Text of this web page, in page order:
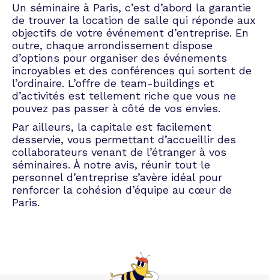
Un séminaire à Paris, c’est d’abord la garantie
de trouver la location de salle qui réponde aux
objectifs de votre événement d’entreprise. En
outre, chaque arrondissement dispose
d’options pour organiser des événements
incroyables et des conférences qui sortent de
l’ordinaire. L’offre de team-buildings et
d’activités est tellement riche que vous ne
pouvez pas passer à côté de vos envies.
Par ailleurs, la capitale est facilement
desservie, vous permettant d’accueillir des
collaborateurs venant de l’étranger à vos
séminaires. À notre avis, réunir tout le
personnel d’entreprise s’avère idéal pour
renforcer la cohésion d’équipe au cœur de
Paris.